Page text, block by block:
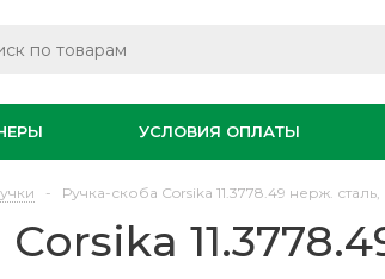
УСЛОВИЯ ОПЛАТЫ
- Ручка-скоба Corsika 11.3778.49 нерж.